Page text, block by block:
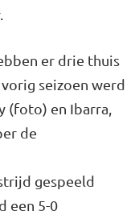
er drie thuis
seizoen werd
(foto) en Ibarra,
de
gespeeld
een 5-0